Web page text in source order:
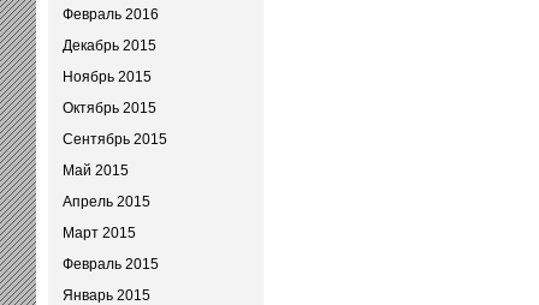
Февраль 2016
Декабрь 2015
Ноябрь 2015
Октябрь 2015
Сентябрь 2015
Май 2015
Апрель 2015
Март 2015
Февраль 2015
Январь 2015